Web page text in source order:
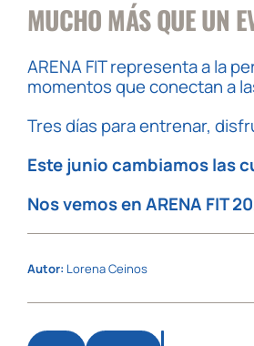
MUCHO MÁS QUE UN
ARENA FIT representa a la
momentos que conectan a
Tres días para entrenar,
Este junio cambiamos las
Nos vemos en ARENA FIT
Autor: Lorena Ceinos